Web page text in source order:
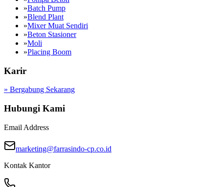
»Batch Pump
»Blend Plant
»Mixer Muat Sendiri
»Beton Stasioner
»Moli
»Placing Boom
Karir
» Bergabung Sekarang
Hubungi Kami
Email Address
marketing@farrasindo-cp.co.id
Kontak Kantor